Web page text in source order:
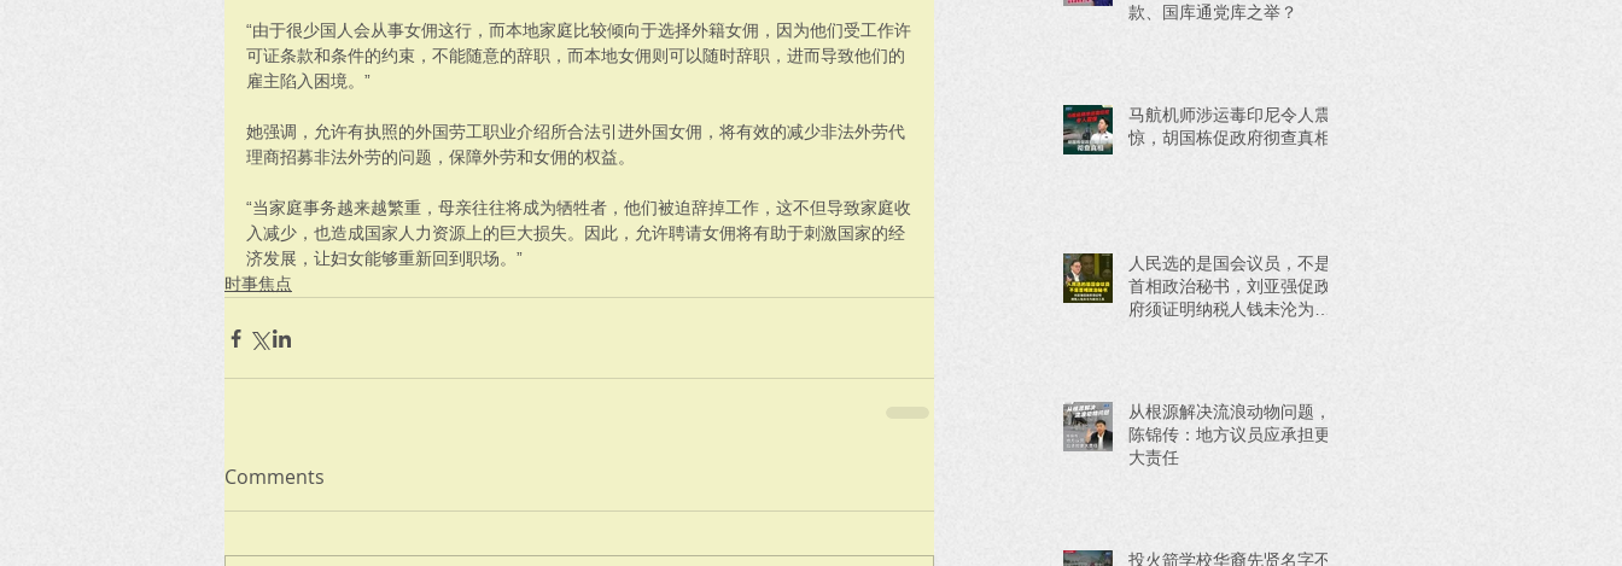
“由于很少国人会从事女佣这行，而本地家庭比较倾向于选择外籍女佣，因为他们受工作许
可证条款和条件的约束，不能随意的辞职，而本地女佣则可以随时辞职，进而导致他们的
雇主陷入困境。”
她强调，允许有执照的外国劳工职业介绍所合法引进外国女佣，将有效的减少非法外劳代
理商招募非法外劳的问题，保障外劳和女佣的权益。
“当家庭事务越来越繁重，母亲往往将成为牺牲者，他们被迫辞掉工作，这不但导致家庭收
入减少，也造成国家人力资源上的巨大损失。因此，允许聘请女佣将有助于刺激国家的经
济发展，让妇女能够重新回到职场。”
时事焦点
Comments
款、国库通党库之举？
马航机师涉运毒印尼令人震
惊，胡国栋促政府彻查真相
人民选的是国会议员，不是
首相政治秘书，刘亚强促政
府须证明纳税人钱未沦为政
从根源解决流浪动物问题，
陈锦传：地方议员应承担更
大责任
投火箭学校华裔先贤名字不